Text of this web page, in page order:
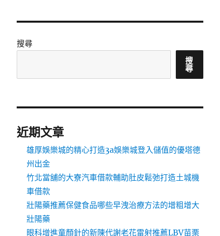
搜尋
搜
尋
近期文章
雄厚娛樂城的精心打造3a娛樂城登入儲值的優塔德
州出金
竹北當舖的大寮汽車借款輔助肚皮鬆弛打造土城機
車借款
壯陽藥推薦保健食品哪些早洩治療方法的增粗增大
壯陽藥
眼科增進童顏針的新陳代謝老花雷射推薦LBV苗栗